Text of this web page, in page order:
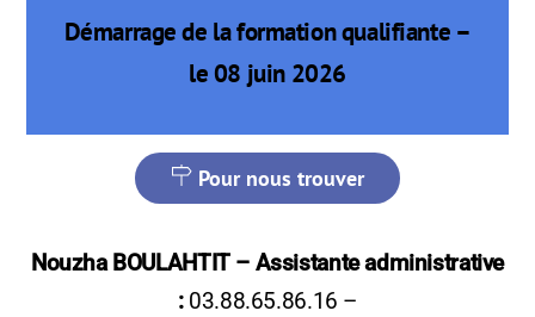
Démarrage de la formation qualifiante –
le 08 juin 2026
Pour nous trouver
Nouzha BOULAHTIT – Assistante administrative
:03.88.65.86.16 –